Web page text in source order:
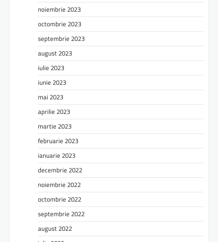
noiembrie 2023
octombrie 2023
septembrie 2023
august 2023
iulie 2023
iunie 2023
mai 2023
aprilie 2023
martie 2023
februarie 2023
ianuarie 2023
decembrie 2022
noiembrie 2022
octombrie 2022
septembrie 2022
august 2022